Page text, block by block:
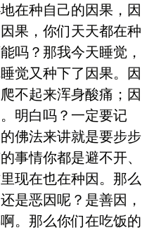
在种自己的因果，因
果，你们天天都在种
吗？那我今天睡觉，
觉又种下了因果。因
不起来浑身酸痛；因
明白吗？一定要记
佛法来讲就是要步步
事情你都是避不开、
现在也在种因。那么
是恶因呢？是善因，
。那么你们在吃饭的